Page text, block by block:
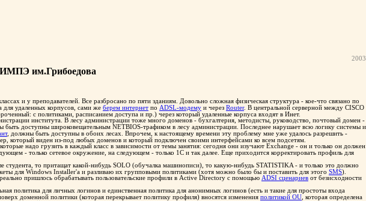
2003
им.Грибоедова
и у преподавателей. Все разбросано по пяти зданиям. Довольно сложная физическая структура - кое-что связано по
для удаленных корпусов, сами же берем интернет по ADSL-модему и через Router. В центральной серверной между CISCO
с политиками, расписанием доступа и пр.) через который удаленные корпуса входят в Инет.
института. В лесу администрации тоже много доменов - бухгалтерия, методисты, руководство, почтовый домен -
доступны широковещательным NETBIOS-трафиком в лесу администрации. Последнее нарушает всю логику системы и
, должны быть доступны в обоих лесах. Впрочем, к настоящему времени эту проблему мне уже удалось разрешить -
который виден из-под любых доменов и который подключен своими интерфейсами ко всем подсетям.
надо грузить в каждый класс в зависимости от темы занятия: сегодня они изучают Exchange - он и только он должен
- только сетевое окружение, на следующем - только 1С и так далее. Еще приходится корректировать профиль для
студента, то притащат какой-нибудь SOLO (обучалка машинописи), то какую-нибудь STATISTIKA - и только это должно
для Windows Installer'a и разливаю их групповыми политиками (хотя можно было бы и поставить для этого SMS).
пришлось обрабатывать пользовательские профили в Active Directory с помощью ADSI сценариев от безисходности
политика для личных логинов и единственная политика для анонимных логинов (есть и такие для простоты входа
доменной политики (которая перекрывает политику профиля) вносятся изменения политикой OU , которая определена